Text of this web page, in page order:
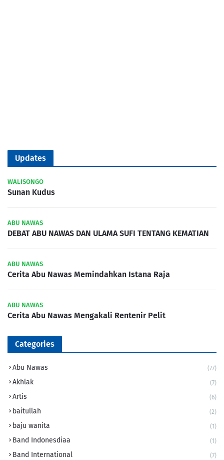
Updates
WALISONGO
Sunan Kudus
ABU NAWAS
DEBAT ABU NAWAS DAN ULAMA SUFI TENTANG KEMATIAN
ABU NAWAS
Cerita Abu Nawas Memindahkan Istana Raja
ABU NAWAS
Cerita Abu Nawas Mengakali Rentenir Pelit
Categories
Abu Nawas (77)
Akhlak (7)
Artis (6)
baitullah (2)
baju wanita (1)
Band Indonesdiaa (1)
Band International (7)